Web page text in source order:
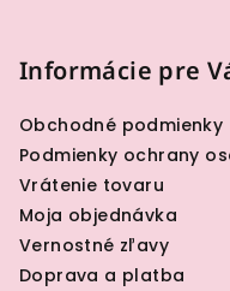
Informácie pre
Obchodné podmienky
Podmienky ochrany
Vrátenie tovaru
Moja objednávka
Vernostné zľavy
Doprava a platba